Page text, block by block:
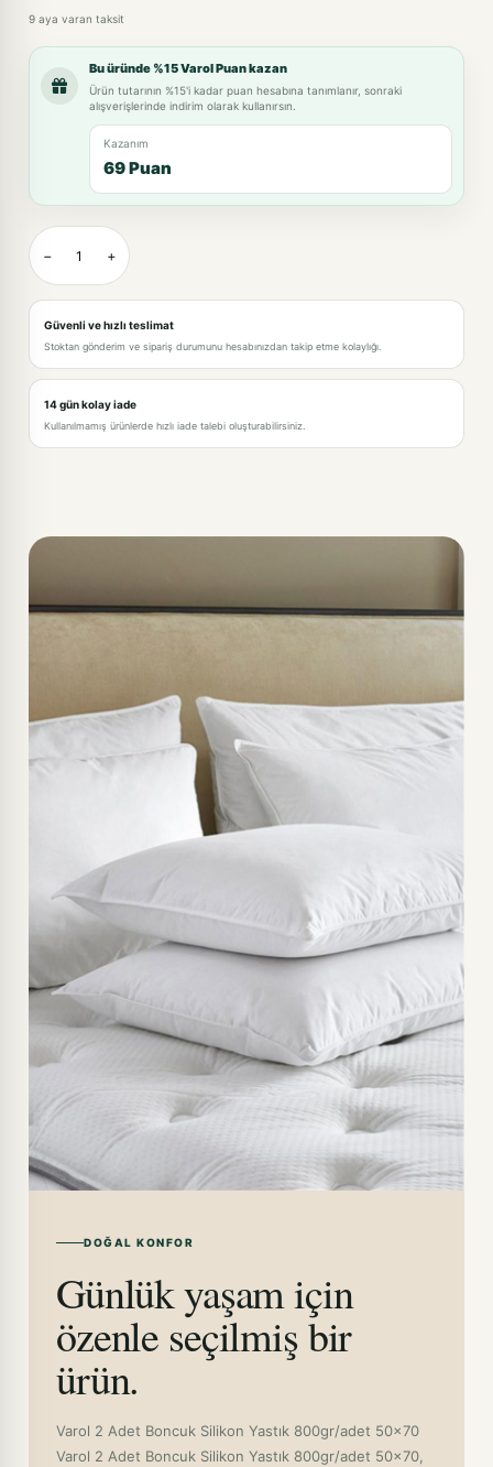
9 aya varan taksit
Bu üründe %15 Varol Puan kazan
Ürün tutarının %15'i kadar puan hesabına tanımlanır, sonraki
alışverişlerinde indirim olarak kullanırsın.
Kazanım
69 Puan
− +
Güvenli ve hızlı teslimat
Stoktan gönderim ve sipariş durumunu hesabınızdan takip etme kolaylığı.
14 gün kolay iade
Kullanılmamış ürünlerde hızlı iade talebi oluşturabilirsiniz.
DOĞAL KONFOR
Günlük yaşam için
özenle seçilmiş bir
ürün.
Varol 2 Adet Boncuk Silikon Yastık 800gr/adet 50x70
Varol 2 Adet Boncuk Silikon Yastık 800gr/adet 50x70,